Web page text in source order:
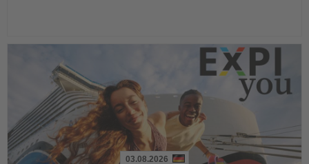
03.08.2026